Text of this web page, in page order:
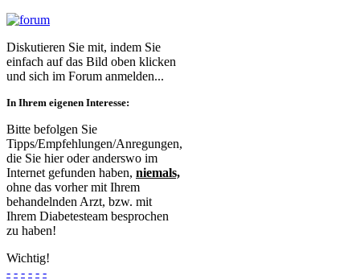
Diskutieren Sie mit, indem Sie
einfach auf das Bild oben klicken
und sich im Forum anmelden...
In Ihrem eigenen Interesse:
Bitte befolgen Sie
Tipps/Empfehlungen/Anregungen,
die Sie hier oder anderswo im
Internet gefunden haben, niemals,
ohne das vorher mit Ihrem
behandelnden Arzt, bzw. mit
Ihrem Diabetesteam besprochen
zu haben!
Wichtig!
- - - - - -